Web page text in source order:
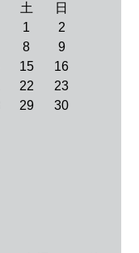
土
日
1
2
8
9
15
16
22
23
29
30